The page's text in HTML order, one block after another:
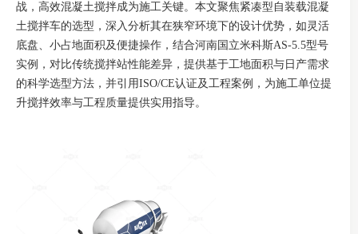
战，高效混凝土搅拌成为施工关键。本文聚焦紧凑型自装载混凝
土搅拌车的选型，深入分析其在狭窄环境下的设计优势，如灵活
底盘、小占地面积及便捷操作，结合河南国立米科斯AS-5.5型号
实例，对比传统搅拌站性能差异，提供基于工地面积与日产需求
的科学选型方法，并引用ISO/CE认证及工程案例，为施工单位提
升搅拌效率与工程质量提供实用指导。